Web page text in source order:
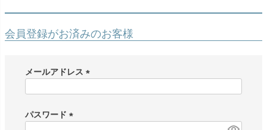
会員登録がお済みのお客様
メールアドレス
)
パスワード